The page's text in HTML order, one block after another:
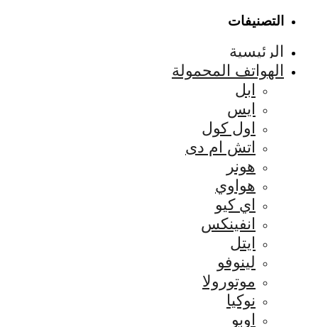
التصنيفات
الرئيسية
الهواتف المحمولة
ابل
ايس
اول كول
اتش ام دى
هونر
هواوي
اي كيو
انفينكس
ايتل
لينوفو
موتورولا
نوكيا
اوبو